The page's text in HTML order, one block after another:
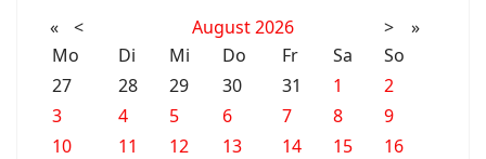
« < August 2026 >
»
Mo
Di Mi Do Fr Sa
So
27
28 29 30 31 1
2
3
4 5 6 7 8
9
10
11 12 13 14 15
16